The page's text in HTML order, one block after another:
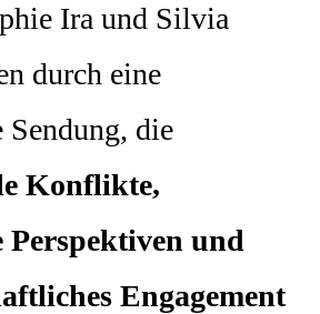
Ira und Silvia
durch eine
die
Konflikte,
Perspektiven und
Engagement